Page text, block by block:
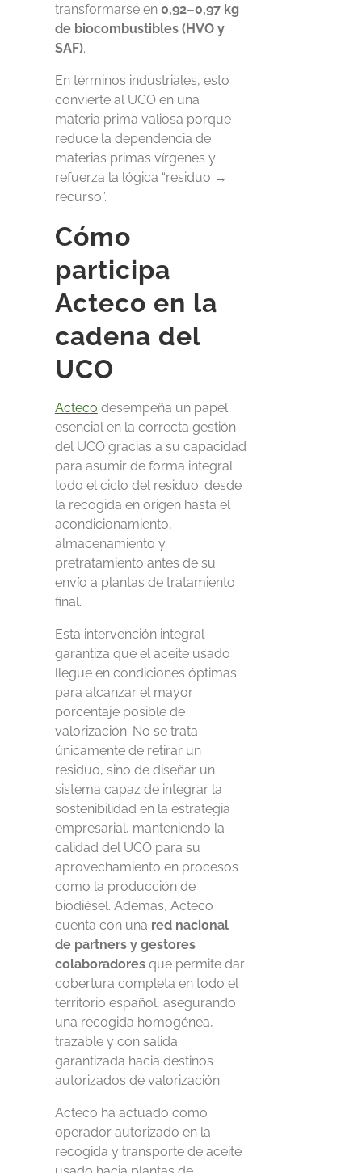
transformarse en 0,92–0,97 kg
de biocombustibles (HVO y
SAF).
En términos industriales, esto
convierte al UCO en una
materia prima valiosa porque
reduce la dependencia de
materias primas vírgenes y
refuerza la lógica “residuo →
recurso”.
Cómo
participa
Acteco en la
cadena del
UCO
Acteco desempeña un papel
esencial en la correcta gestión
del UCO gracias a su capacidad
para asumir de forma integral
todo el ciclo del residuo: desde
la recogida en origen hasta el
acondicionamiento,
almacenamiento y
pretratamiento antes de su
envío a plantas de tratamiento
final.
Esta intervención integral
garantiza que el aceite usado
llegue en condiciones óptimas
para alcanzar el mayor
porcentaje posible de
valorización. No se trata
únicamente de retirar un
residuo, sino de diseñar un
sistema capaz de integrar la
sostenibilidad en la estrategia
empresarial, manteniendo la
calidad del UCO para su
aprovechamiento en procesos
como la producción de
biodiésel. Además, Acteco
cuenta con una red nacional
de partners y gestores
colaboradoresque permite dar
cobertura completa en todo el
territorio español, asegurando
una recogida homogénea,
trazable y con salida
garantizada hacia destinos
autorizados de valorización.
Acteco ha actuado como
operador autorizado en la
recogida y transporte de aceite